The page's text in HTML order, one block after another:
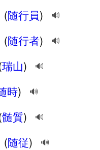
(随行員) 🔊
(随行者) 🔊
瑞山) 🔊
時) 🔊
髄質) 🔊
(随従) 🔊